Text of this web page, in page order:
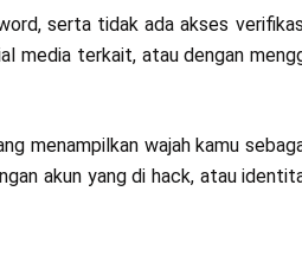
serta tidak ada akses
media terkait, atau dengan
menampilkan wajah kamu
akun yang di hack, atau